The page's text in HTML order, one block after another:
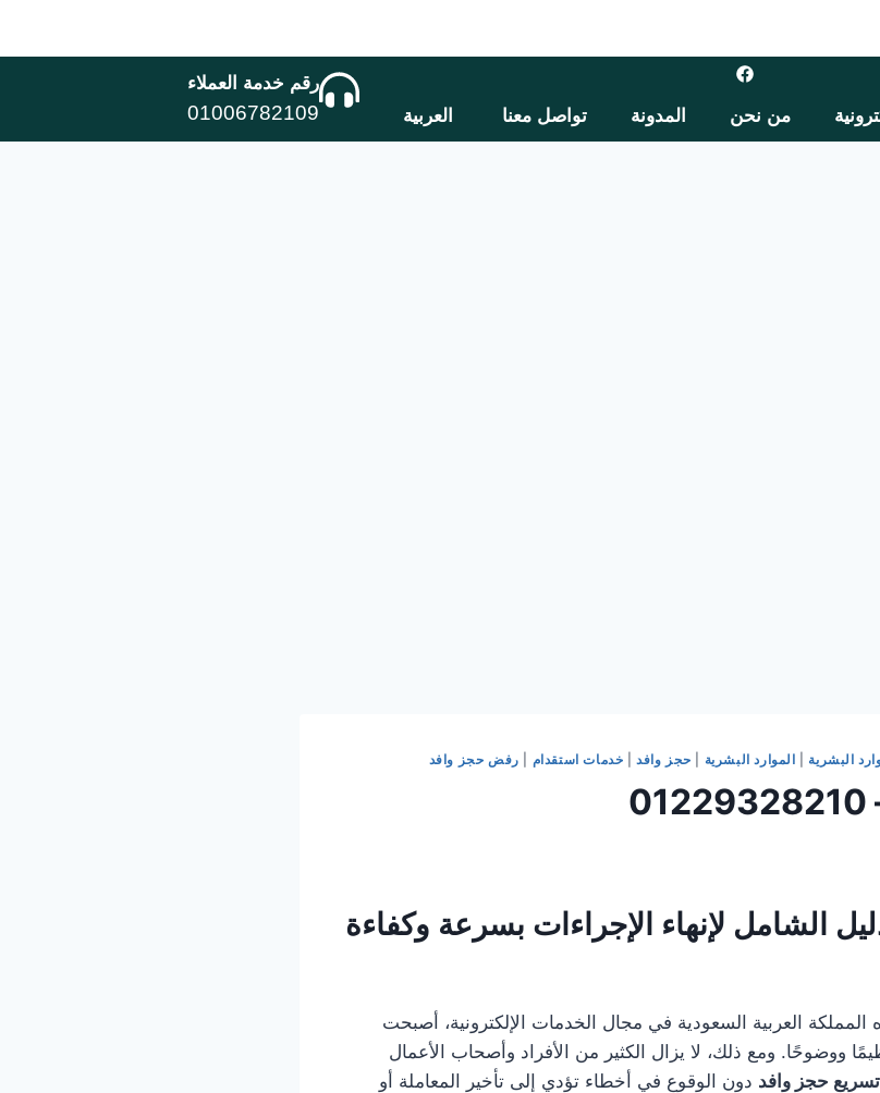
من نحن المدونة تواصل معنا العربية
رقم خدمة العملاء
01006782109
البشرية الموارد البشرية حجز وافد| خدمات استقدام رفض حجز وافد
الشامل لإنهاء الإجراءات بسرعة وكفاءة
العربية السعودية في مجال الخدمات الإلكترونية، أصبحت
ووضوحًا. ومع ذلك، لا يزال الكثير من الأفراد وأصحاب الأعمال
تسريع حجز وافد دون الوقوع في أخطاء تؤدي إلى تأخير المعاملة أو